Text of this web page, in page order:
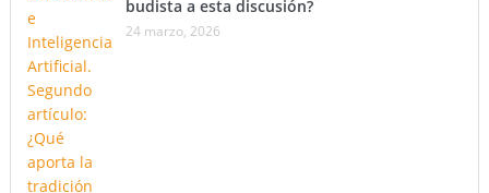
budista a esta discusión?
24 marzo, 2026